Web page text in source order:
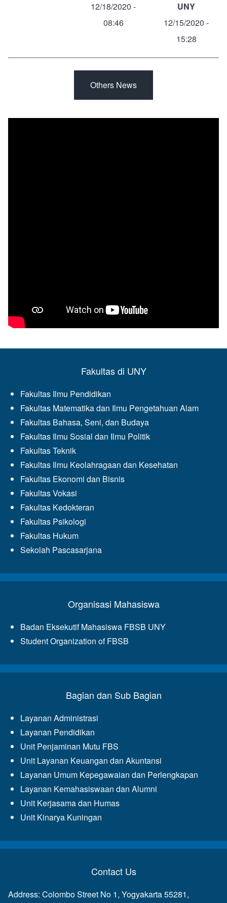
12/18/2020 -
08:46
UNY
12/15/2020 -
15:28
Others News
Fakultas di UNY
Fakultas Ilmu Pendidikan
Fakultas Matematika dan Ilmu Pengetahuan Alam
Fakultas Bahasa, Seni, dan Budaya
Fakultas Ilmu Sosial dan Ilmu Politik
Fakultas Teknik
Fakultas Ilmu Keolahragaan dan Kesehatan
Fakultas Ekonomi dan Bisnis
Fakultas Vokasi
Fakultas Kedokteran
Fakultas Psikologi
Fakultas Hukum
Sekolah Pascasarjana
Organisasi Mahasiswa
Badan Eksekutif Mahasiswa FBSB UNY
Student Organization of FBSB
Bagian dan Sub Bagian
Layanan Administrasi
Layanan Pendidikan
Unit Penjaminan Mutu FBS
Unit Layanan Keuangan dan Akuntansi
Layanan Umum Kepegawaian dan Perlengkapan
Layanan Kemahasiswaan dan Alumni
Unit Kerjasama dan Humas
Unit Kinarya Kuningan
Contact Us
Address: Colombo Street No 1, Yogyakarta 55281,